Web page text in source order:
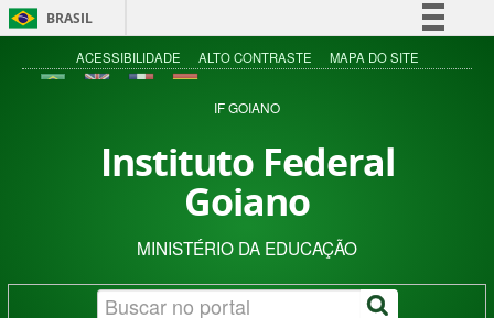
BRASIL
Simplifique!
Acesso à informação
ACESSIBILIDADE ALTO CONTRASTE MAPA DO SITE
IF GOIANO
Instituto Federal
Goiano
MINISTÉRIO DA EDUCAÇÃO